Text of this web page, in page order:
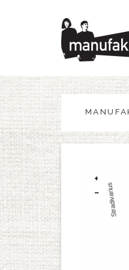
GESCHEHEN
EINKAUFEN
ANGEBOTE
UNTERHALTUNG
RESTAURANTS
PLAN
ÜBER UNS
+
−